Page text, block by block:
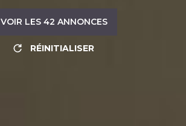
VOIR LES 42 ANNONCES
RÉINITIALISER